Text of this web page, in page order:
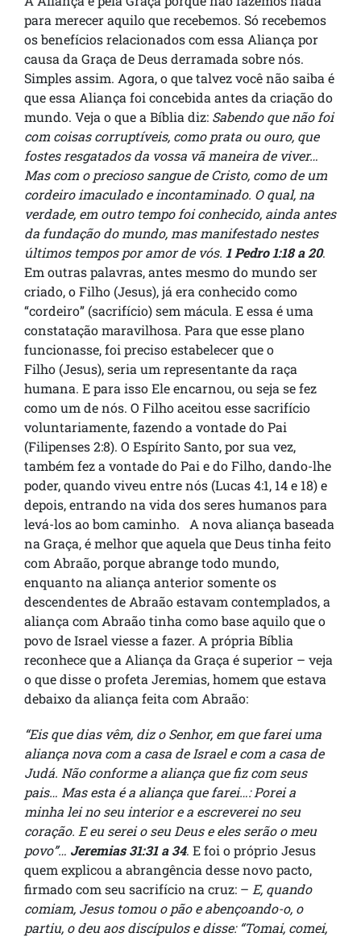
para merecer aquilo que recebemos. Só recebemos
os benefícios relacionados com essa Aliança por
causa da Graça de Deus derramada sobre nós.
Simples assim. Agora, o que talvez você não saiba é
que essa Aliança foi concebida antes da criação do
mundo. Veja o que a Bíblia diz: Sabendo que não foi
com coisas corruptíveis, como prata ou ouro, que
fostes resgatados da vossa vã maneira de viver…
Mas com o precioso sangue de Cristo, como de um
cordeiro imaculado e incontaminado. O qual, na
verdade, em outro tempo foi conhecido, ainda antes
da fundação do mundo, mas manifestado nestes
últimos tempos por amor de vós. 1 Pedro 1:18 a 20.
Em outras palavras, antes mesmo do mundo ser
criado, o Filho (Jesus), já era conhecido como
“cordeiro” (sacrifício) sem mácula. E essa é uma
constatação maravilhosa. Para que esse plano
funcionasse, foi preciso estabelecer que o
Filho (Jesus), seria um representante da raça
humana. E para isso Ele encarnou, ou seja se fez
como um de nós. O Filho aceitou esse sacrifício
voluntariamente, fazendo a vontade do Pai
(Filipenses 2:8). O Espírito Santo, por sua vez,
também fez a vontade do Pai e do Filho, dando-lhe
poder, quando viveu entre nós (Lucas 4:1, 14 e 18) e
depois, entrando na vida dos seres humanos para
levá-los ao bom caminho. A nova aliança baseada
na Graça, é melhor que aquela que Deus tinha feito
com Abraão, porque abrange todo mundo,
enquanto na aliança anterior somente os
descendentes de Abraão estavam contemplados, a
aliança com Abraão tinha como base aquilo que o
povo de Israel viesse a fazer. A própria Bíblia
reconhece que a Aliança da Graça é superior – veja
o que disse o profeta Jeremias, homem que estava
debaixo da aliança feita com Abraão:
“Eis que dias vêm, diz o Senhor, em que farei uma
aliança nova com a casa de Israel e com a casa de
Judá. Não conforme a aliança que fiz com seus
pais… Mas esta é a aliança que farei…: Porei a
minha lei no seu interior e a escreverei no seu
coração. E eu serei o seu Deus e eles serão o meu
povo”… Jeremias 31:31 a 34. E foi o próprio Jesus
quem explicou a abrangência desse novo pacto,
firmado com seu sacrifício na cruz: – E, quando
comiam, Jesus tomou o pão e abençoando-o, o
partiu, o deu aos discípulos e disse: “Tomai, comei,